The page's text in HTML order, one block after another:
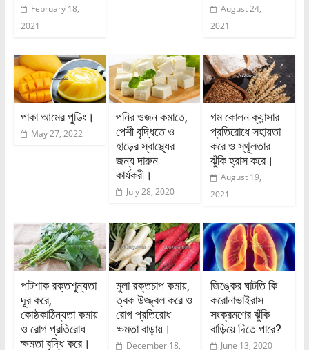
February 18,
2021
August 24,
2021
পাকা আমের পুডিং।
May 27, 2022
পনির ওজন কমাতে,
পেশী বৃদ্ধিতে ও
হাড়ের স্বাস্থ্যের
জন্য দারুন
কার্যকরী।
July 28, 2020
গম কোলন ক্যান্সার
প্রতিরোধে সহায়তা
করে ও স্থূলতার
ঝুঁকি হ্রাস করে।
August 19,
2021
পাটশাক রক্তশূন্যতা
দূর করে,
কোষ্ঠকাঠিন্যতা কমায়
ও রোগ প্রতিরোধ
ক্ষমতা বৃদ্ধি করে।
মুলা রক্তচাপ কমায়,
ত্বক উজ্জ্বল করে ও
রোগ প্রতিরোধ
ক্ষমতা বাড়ায়।
December 18,
জিঙ্কের ঘাটতি কি
করোনাভাইরাস
সংক্রমণের ঝুঁকি
বাড়িয়ে দিতে পারে?
June 13, 2020